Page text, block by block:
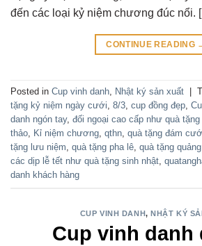
đến các loại kỷ niệm chương đúc nổi.
CONTINUE READING
Posted in Cup vinh danh Nhật ký sản xuất
tặng kỷ niệm ngày cưới 8/3 cup đồng đẹp
danh ngón tay, đối ngoại cao cấp như quà
thảo
Kỉ niệm chương qthn quà tặng đám
tặng lưu niệm quà tặng pha lê quà tặng
các dịp lễ tết như quà tặng sinh nhật
danh khách hàng
CUP VINH DANH,NHẬT KÝ
Cup vinh danh